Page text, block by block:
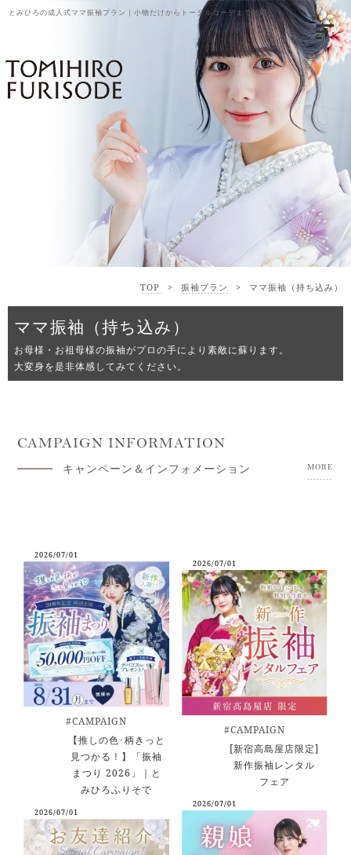
とみひろの成人式ママ振袖プラン｜小物だけからトータルコーデまで対応
ママ振袖（持ち込み）
お母様・お祖母様の振袖がプロの手により素敵に蘇ります。
大変身を是非体感してみてください。
TOP > 振袖プラン > ママ振袖（持ち込み）
CAMPAIGN INFORMATION
キャンペーン＆インフォメーション
MORE
2026/07/01
#CAMPAIGN
【推しの色･柄きっと
見つかる！】「振袖
まつり 2026」｜と
みひろふりそで
2026/07/01
#CAMPAIGN
[新宿高島屋店限定]
新作振袖レンタル
フェア
2026/07/01
2026/07/01